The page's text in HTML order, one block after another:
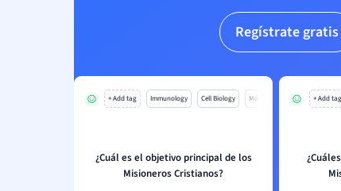
Regístrate gratis
+ Add tag Immunology Cell Biology Mo
¿Cuál es el objetivo principal de los
Misioneros Cristianos?
+ Add tag